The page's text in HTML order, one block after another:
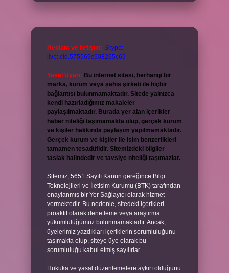
Reklam ve İletişim: Skype:
live:.cid.575569c608265c69
Yasal Uyarı: Bu internet sitesi, herhangi bir
marka, kurum veya şahıs şirketi ile hiçbir
bağlantısı bulunmamaktadır. Sitede yalnızca
kendi hazırladığımız makaleler
paylaşılmaktadır. Burada yer alan içerikler
haber niteliği taşımamakta olup, gerçek kurum
ve kişiler hakkında paylaşım yapılmamaktadır.
Gerçek kurum ve kişiler ile isim benzerlikleri
tamamen tesadüfidir. Sitemizdeki bilgiler
taslak halindedir ve tavsiye niteliği taşımazlar.
Sitemiz, 5651 Sayılı Kanun gereğince Bilgi
Teknolojileri ve İletişim Kurumu (BTK) tarafından
onaylanmış bir Yer Sağlayıcı olarak hizmet
vermektedir. Bu nedenle, sitedeki içerikleri
proaktif olarak denetleme veya araştırma
yükümlülüğümüz bulunmamaktadır. Ancak,
üyelerimiz yazdıkları içeriklerin sorumluluğunu
taşımakta olup, siteye üye olarak bu
sorumluluğu kabul etmiş sayılırlar.
Hukuka ve yasal düzenlemelere aykırı olduğunu